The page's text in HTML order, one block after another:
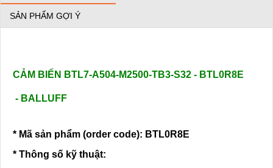
SẢN PHẨM GỢI Ý
CẢM BIẾN BTL7-A504-M2500-TB3-S32 - BTL0R8E
- BALLUFF
* Mã sản phẩm (order code): BTL0R8E
* Thông số kỹ thuật: